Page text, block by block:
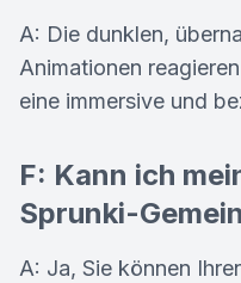
A: Die dunklen,
Animationen
eine immersive und
F: Kann ich
Sprunki-
A: Ja, Sie können